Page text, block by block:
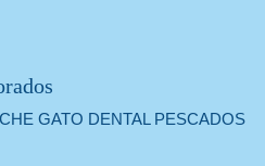
GATO DENTAL PESCADOS